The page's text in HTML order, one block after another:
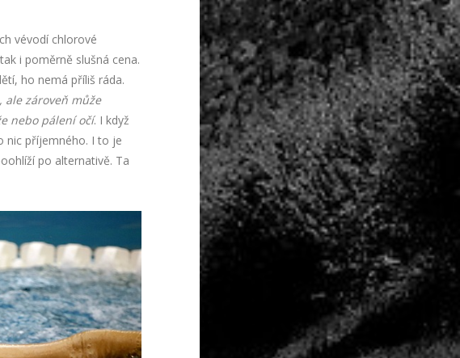
vévodí chlorové
i poměrně slušná cena.
ho nemá příliš ráda.
ale zároveň může
nebo pálení očí. I když
nic příjemného. I to je
po alternativě. Ta